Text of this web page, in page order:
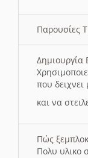
Παρουσίες
Δημιουργία
που
και να
Πώς
Πολυ υλικο